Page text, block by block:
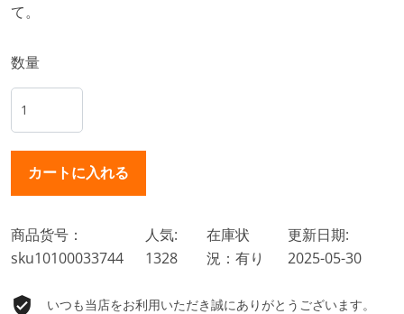
て。
数量
商品货号：
sku10100033744
人気:
1328
在庫状
況：有り
更新日期:
2025-05-30
いつも当店をお利用いただき誠にありがとうございます。